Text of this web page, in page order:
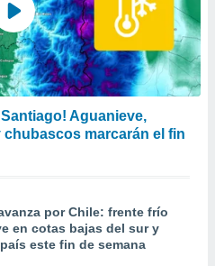
Aguanieve,
chubascos marcarán el fin
por Chile: frente frío
en cotas bajas del sur y
este fin de semana